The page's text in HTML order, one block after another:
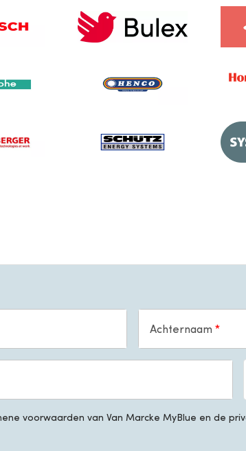
Achternaam
voorwaarden van Van Marcke MyBlue en de